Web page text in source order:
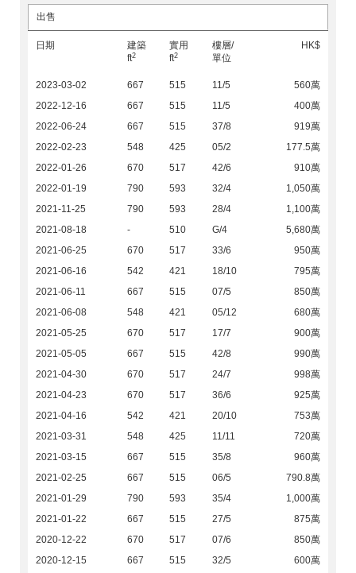
出售
日期
建築
ft2
實用
ft2
樓層/
單位
HK$
2023-03-02 667 515 11/5
560萬
2022-12-16
667 515 11/5
400萬
2022-06-24
667 515 37/8
919萬
2022-02-23
548 425 05/2
177.5萬
2022-01-26
670 517 42/6
910萬
2022-01-19
790 593 32/4
1,050萬
2021-11-25
790 593 28/4
1,100萬
2021-08-18
- 510 G/4
5,680萬
2021-06-25
670 517 33/6
950萬
2021-06-16
542 421 18/10
795萬
2021-06-11
667 515 07/5
850萬
2021-06-08
548 421 05/12
680萬
2021-05-25
670 517 17/7
900萬
2021-05-05
667 515 42/8
990萬
2021-04-30
670 517 24/7
998萬
2021-04-23
670 517 36/6
925萬
2021-04-16
542 421 20/10
753萬
2021-03-31
548 425 11/11
720萬
2021-03-15
667 515 35/8
960萬
2021-02-25
667 515 06/5
790.8萬
2021-01-29
790 593 35/4
1,000萬
2021-01-22
667 515 27/5
875萬
2020-12-22
670 517 07/6
850萬
2020-12-15
667 515 32/5 600萬